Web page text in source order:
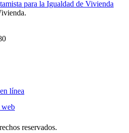
línea
web
reservados.